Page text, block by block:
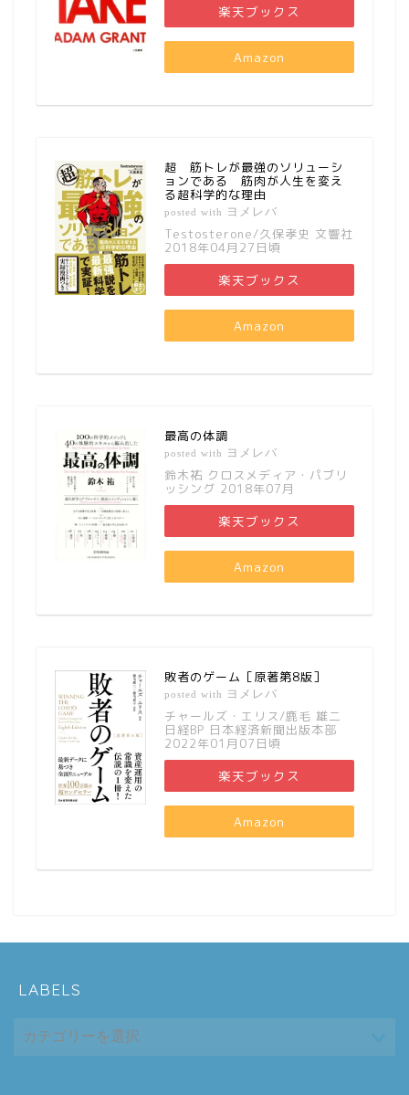
楽天ブックス
Amazon
超 筋トレが最強のソリューシ
ョンである 筋肉が人生を変え
る超科学的な理由
posted with ヨメレバ
Testosterone/久保孝史 文響社
2018年04月27日頃
楽天ブックス
Amazon
最高の体調
posted with ヨメレバ
鈴木祐 クロスメディア・パブリ
ッシング 2018年07月
楽天ブックス
Amazon
敗者のゲーム［原著第8版］
posted with ヨメレバ
チャールズ・エリス/鹿毛 雄二
日経BP 日本経済新聞出版本部
2022年01月07日頃
楽天ブックス
Amazon
LABELS